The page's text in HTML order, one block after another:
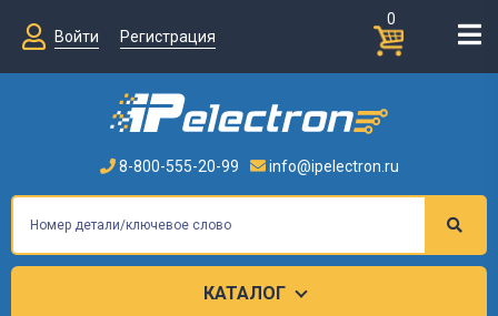
0
Войти
Регистрация
8-800-555-20-99 info@ipelectron.ru
КАТАЛОГ